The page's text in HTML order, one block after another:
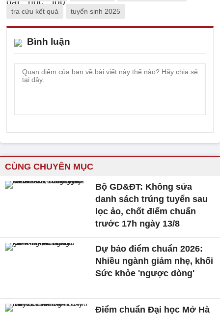
tra cứu kết quả tuyển sinh 2025
Bình luận
CÙNG CHUYÊN MỤC
Bộ GD&ĐT: Không sửa
danh sách trúng tuyển sau
lọc ảo, chốt điểm chuẩn
trước 17h ngày 13/8
Dự báo điểm chuẩn 2026:
Nhiều ngành giảm nhẹ, khối
Sức khỏe 'ngược dòng'
Điểm chuẩn Đại học Mở Hà